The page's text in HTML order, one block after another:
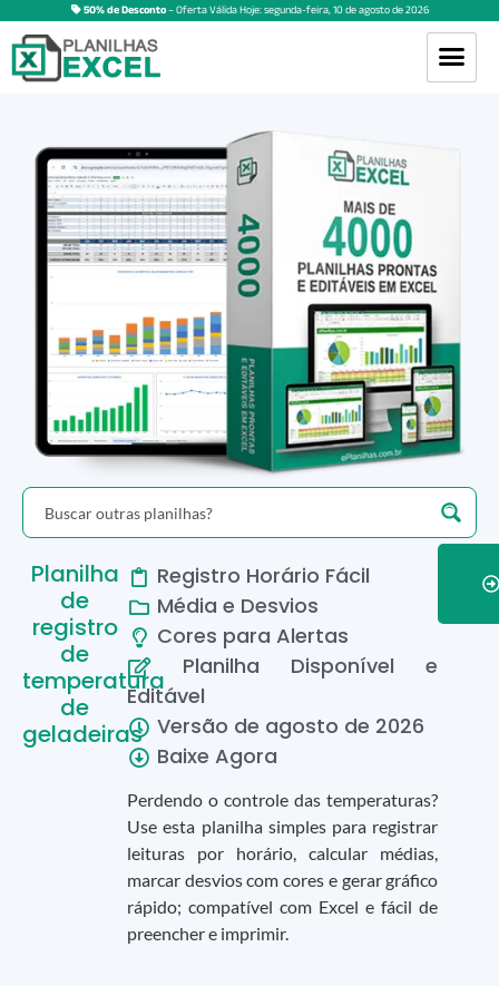
50% de Desconto– Oferta Válida Hoje:segunda-feira,10deagostode2026
Planilha
de
registro
de
temperatura
de
geladeiras
Registro Horário Fácil
Média e Desvios
Cores para Alertas
Planilha Disponível e
Editável
Versão de agosto de 2026
Baixe Agora
Perdendo o controle das temperaturas?
Use esta planilha simples para registrar
leituras por horário, calcular médias,
marcar desvios com cores e gerar gráfico
rápido; compatível com Excel e fácil de
preencher e imprimir.